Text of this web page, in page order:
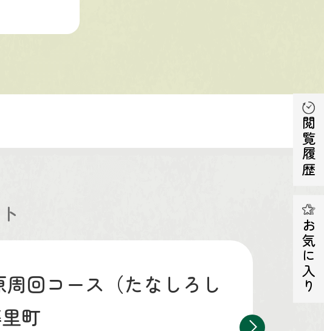
閲覧履歴
お気に入り
周回コース（たなしろし
町